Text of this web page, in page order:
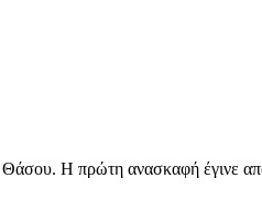
Η πρώτη ανασκαφή έγινε